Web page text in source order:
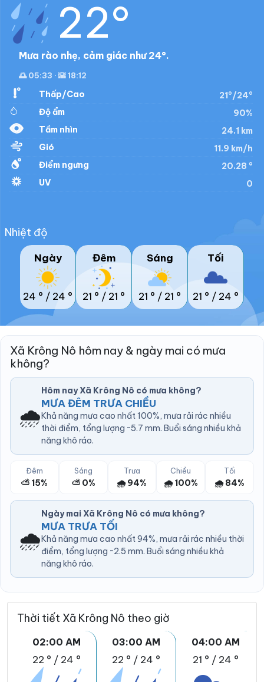
22°
Mưa rào nhẹ, cảm giác như 24°.
🌅 05:33 · 🌇 18:12
Thấp/Cao
21°/24°
Độ ẩm
90%
Tầm nhìn
24.1 km
Gió
11.9 km/h
Điểm ngưng
20.28 °
UV
0
Nhiệt độ
Ngày
24 ° / 24 °
Đêm
21 ° / 21 °
Sáng
21 ° / 21 °
Tối
21 ° / 24 °
Xã Krông Nô hôm nay & ngày mai có mưa
không?
🌧️
Hôm nay Xã Krông Nô có mưa không?
MƯA ĐÊM TRƯA CHIỀU
Khả năng mưa cao nhất 100%, mưa rải rác nhiều
thời điểm, tổng lượng ~5.7 mm. Buổi sáng nhiều khả
năng khô ráo.
Đêm
⛅ 15%
Sáng
⛅ 0%
Trưa
🌧️ 94%
Chiều
🌧️ 100%
Tối
🌧️ 84%
🌧️
Ngày mai Xã Krông Nô có mưa không?
MƯA TRƯA TỐI
Khả năng mưa cao nhất 94%, mưa rải rác nhiều thời
điểm, tổng lượng ~2.5 mm. Buổi sáng nhiều khả
năng khô ráo.
Thời tiết Xã Krông Nô theo giờ
02:00 AM
22 ° / 24 °
03:00 AM
22 ° / 24 °
04:00 AM
21 ° / 24 °